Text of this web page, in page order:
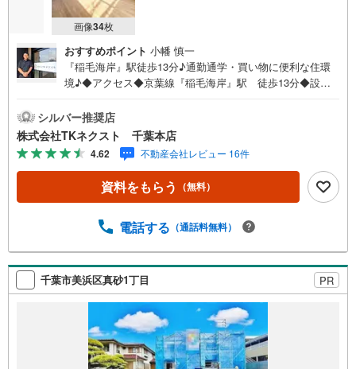
画像34枚
おすすめポイント 小幡 慎一
『稲毛海岸』駅徒歩13分♪通勤通学・買い物に便利な住環
境♪◆アクセス◆京葉線『稲毛海岸』駅 徒歩13分◆設備
ろげる広々リビング♪便利な全居室収納スペース付♪料理を
しながら家族と会話を楽しめる対面キッチン♪雨の日のお
洗濯にも大活躍な浴室乾燥機付♪雨風から大切な愛車を守
るビルトインガレージ♪閑静な住宅地で小さなお子様がい
るご家族にも安心♪忙しい朝や遅い帰宅時にも嬉しい駅歩1
3分♪◆周辺環境◆千葉市立稲毛第二小学校 徒歩6分千葉
アコレ 徒歩5分ピアシティ 徒歩7分セブンイレブン 徒
♪】詳細はプレゼント情報欄をご参照ください！【物件の
おすすめポイント】保育園・小学校・公園まで徒歩6分で小
さなお子様にも安心な立地♪
シルバー推奨店
株式会社TKネクスト 千葉本店
4.62 不動産会社レビュー 16件
資料をもらう （無料）
電話する （通話料無料）
千葉市美浜区真砂1丁目 PR